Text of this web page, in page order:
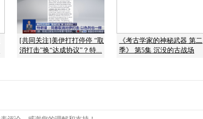
[共同关注]美伊打打停停 “取
消打击”换“达成协议”？特...
《考古学家的神秘武器 第二
季》 第5集 沉没的古战场